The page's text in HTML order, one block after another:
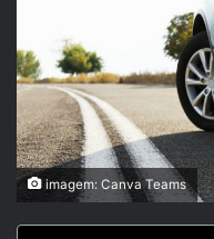
imagem: Canva Teams